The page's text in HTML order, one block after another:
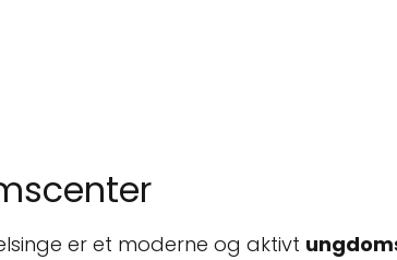
er et moderne og aktivt